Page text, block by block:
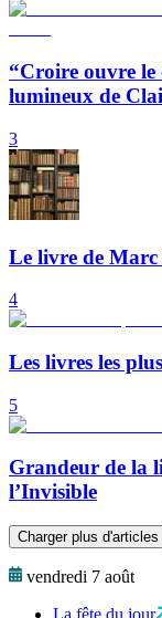
“Croire ouvre le
lumineux de
3
Le livre de
4
Les livres les
5
Grandeur de la
l’Invisible
Charger plus d'articles
vendredi 7 août